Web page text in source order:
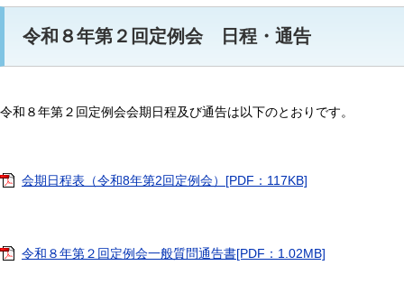
令和８年第２回定例会 日程・通告
令和８年第２回定例会会期日程及び通告は以下のとおりです。
会期日程表（令和8年第2回定例会）[PDF：117KB]
令和８年第２回定例会一般質問通告書[PDF：1.02MB]